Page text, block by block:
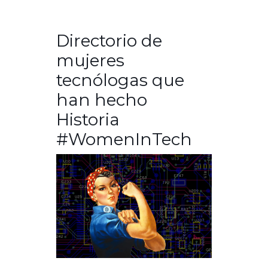
Directorio de
mujeres
tecnólogas que
han hecho
Historia
#WomenInTech